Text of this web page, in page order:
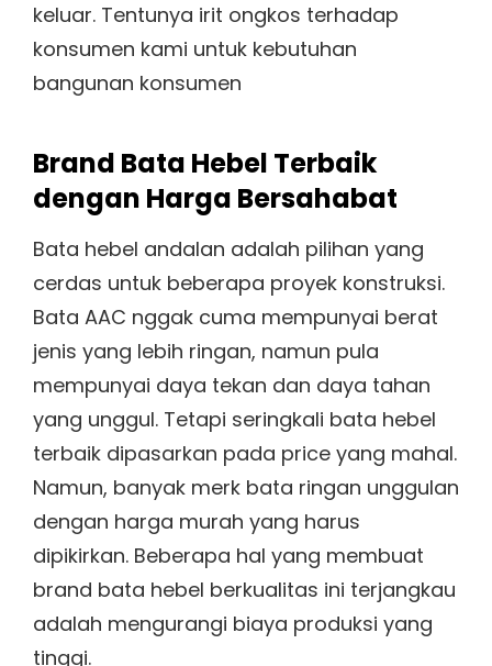
keluar. Tentunya irit ongkos terhadap
konsumen kami untuk kebutuhan
bangunan konsumen
Brand Bata Hebel Terbaik
dengan Harga Bersahabat
Bata hebel andalan adalah pilihan yang
cerdas untuk beberapa proyek konstruksi.
Bata AAC nggak cuma mempunyai berat
jenis yang lebih ringan, namun pula
mempunyai daya tekan dan daya tahan
yang unggul. Tetapi seringkali bata hebel
terbaik dipasarkan pada price yang mahal.
Namun, banyak merk bata ringan unggulan
dengan harga murah yang harus
dipikirkan. Beberapa hal yang membuat
brand bata hebel berkualitas ini terjangkau
adalah mengurangi biaya produksi yang
tinggi.